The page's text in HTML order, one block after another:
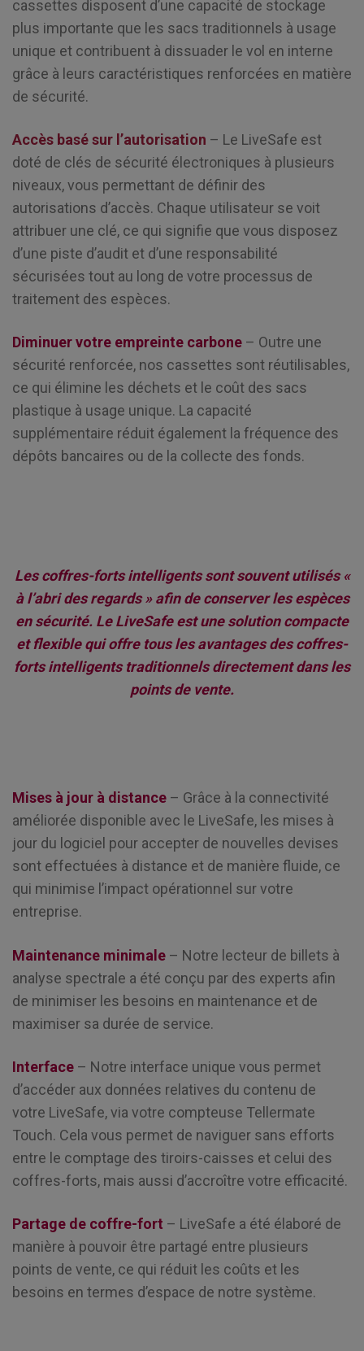
cassettes disposent d’une capacité de stockage
plus importante que les sacs traditionnels à usage
unique et contribuent à dissuader le vol en interne
grâce à leurs caractéristiques renforcées en matière
de sécurité.
Accès basé sur l’autorisation – Le LiveSafe est
doté de clés de sécurité électroniques à plusieurs
niveaux, vous permettant de définir des
autorisations d’accès. Chaque utilisateur se voit
attribuer une clé, ce qui signifie que vous disposez
d’une piste d’audit et d’une responsabilité
sécurisées tout au long de votre processus de
traitement des espèces.
Diminuer votre empreinte carbone – Outre une
sécurité renforcée, nos cassettes sont réutilisables,
ce qui élimine les déchets et le coût des sacs
plastique à usage unique. La capacité
supplémentaire réduit également la fréquence des
dépôts bancaires ou de la collecte des fonds.
Les coffres-forts intelligents sont souvent utilisés «
à l’abri des regards » afin de conserver les espèces
en sécurité. Le LiveSafe est une solution compacte
et flexible qui offre tous les avantages des coffres-
forts intelligents traditionnels directement dans les
points de vente.
Mises à jour à distance – Grâce à la connectivité
améliorée disponible avec le LiveSafe, les mises à
jour du logiciel pour accepter de nouvelles devises
sont effectuées à distance et de manière fluide, ce
qui minimise l’impact opérationnel sur votre
entreprise.
Maintenance minimale – Notre lecteur de billets à
analyse spectrale a été conçu par des experts afin
de minimiser les besoins en maintenance et de
maximiser sa durée de service.
Interface – Notre interface unique vous permet
d’accéder aux données relatives du contenu de
votre LiveSafe, via votre compteuse Tellermate
Touch. Cela vous permet de naviguer sans efforts
entre le comptage des tiroirs-caisses et celui des
coffres-forts, mais aussi d’accroître votre efficacité.
Partage de coffre-fort – LiveSafe a été élaboré de
manière à pouvoir être partagé entre plusieurs
points de vente, ce qui réduit les coûts et les
besoins en termes d’espace de notre système.